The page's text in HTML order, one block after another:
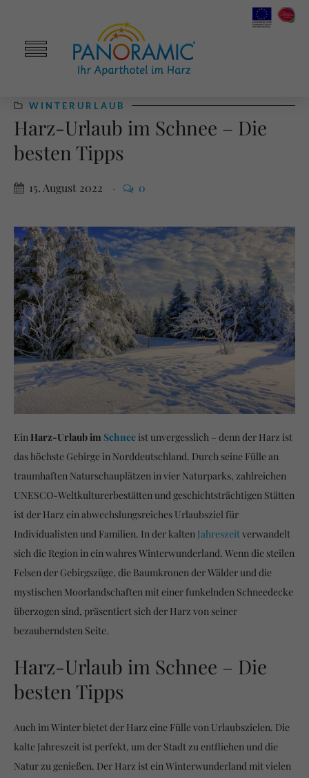
WINTERURLAUB
Harz-Urlaub im Schnee – Die
besten Tipps
15. August 2022 0
Ein Harz-Urlaub im Schnee ist unvergesslich – denn der Harz ist
das höchste Gebirge in Norddeutschland. Durch seine Fülle an
traumhaften Naturschauplätzen in vier Naturparks, zahlreichen
UNESCO-Weltkulturerbestätten und geschichtsträchtigen Stätten
ist der Harz ein abwechslungsreiches Urlaubsziel für
Individualisten und Familien. In der kalten Jahreszeitverwandelt
sich die Region in ein wahres Winterwunderland. Wenn die steilen
Felsen der Gebirgszüge, die Baumkronen der Wälder und die
mystischen Moorlandschaften mit einer funkelnden Schneedecke
überzogen sind, präsentiert sich der Harz von seiner
bezauberndsten Seite.
Harz-Urlaub im Schnee – Die
besten Tipps
Auch im Winter bietet der Harz eine Fülle von Urlaubszielen. Die
kalte Jahreszeit ist perfekt, um der Stadt zu entfliehen und die
Natur zu genießen. Der Harz ist ein Winterwunderland mit vielen